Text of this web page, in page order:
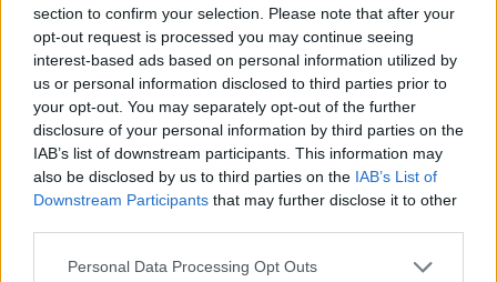
section to confirm your selection. Please note that after your
opt-out request is processed you may continue seeing
interest-based ads based on personal information utilized by
us or personal information disclosed to third parties prior to
your opt-out. You may separately opt-out of the further
disclosure of your personal information by third parties on the
IAB’s list of downstream participants. This information may
also be disclosed by us to third parties on the IAB’s List of
Downstream Participants that may further disclose it to other
Please note that this website/app uses one or more Google
Personal Data Processing Opt Outs
Ganadores del miércoles: Javi Martínez, Jota y cía. ¡A comprar!
31, algunos de ellos muy baratos como Javi Martínez. ¡A comprar!